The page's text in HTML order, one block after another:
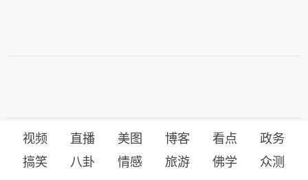
视频 直播 美图 博客 看点
政务
搞笑
八卦 情感 旅游 佛学 众测